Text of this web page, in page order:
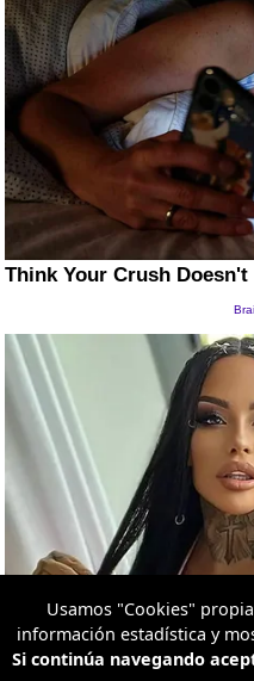
Usamos "Cookies"
información estadística y
Si continúa navegando